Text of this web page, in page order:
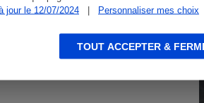
jour le 12/07/2024
| Personnaliser mes choix
TOUT ACCEPTER &